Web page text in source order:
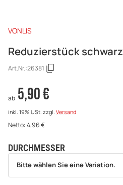
VONLIS
Reduzierstück schwarz
Art.Nr.:26381
ab 5,90 €
inkl. 19% USt. zzgl. Versand
Netto:4,96€
DURCHMESSER
wählen
Bitte wählen Sie eine Variation.